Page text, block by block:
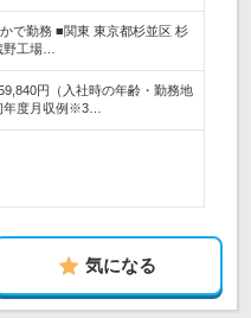
で勤務 ■関東 東京都杉並区 杉
工場…
円（入社時の年齢・勤務地
年度月収例※3…
気になる